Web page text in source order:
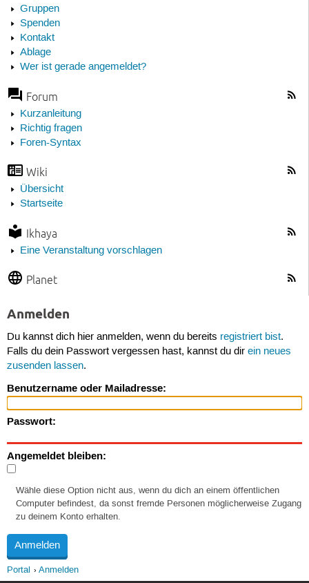
Gruppen
Spenden
Kontakt
Ablage
Wer ist gerade angemeldet?
Forum
Kurzanleitung
Richtig fragen
Foren-Syntax
Wiki
Übersicht
Startseite
Ikhaya
Eine Veranstaltung vorschlagen
Planet
Anmelden
Du kannst dich hier anmelden, wenn du bereits registriert bist.
Falls du dein Passwort vergessen hast, kannst du dir ein neues
zusenden lassen.
Benutzername oder Mailadresse:
Passwort:
Angemeldet bleiben:
Wähle diese Option nicht aus, wenn du dich an einem öffentlichen
Computer befindest, da sonst fremde Personen möglicherweise Zugang
zu deinem Konto erhalten.
Portal Anmelden